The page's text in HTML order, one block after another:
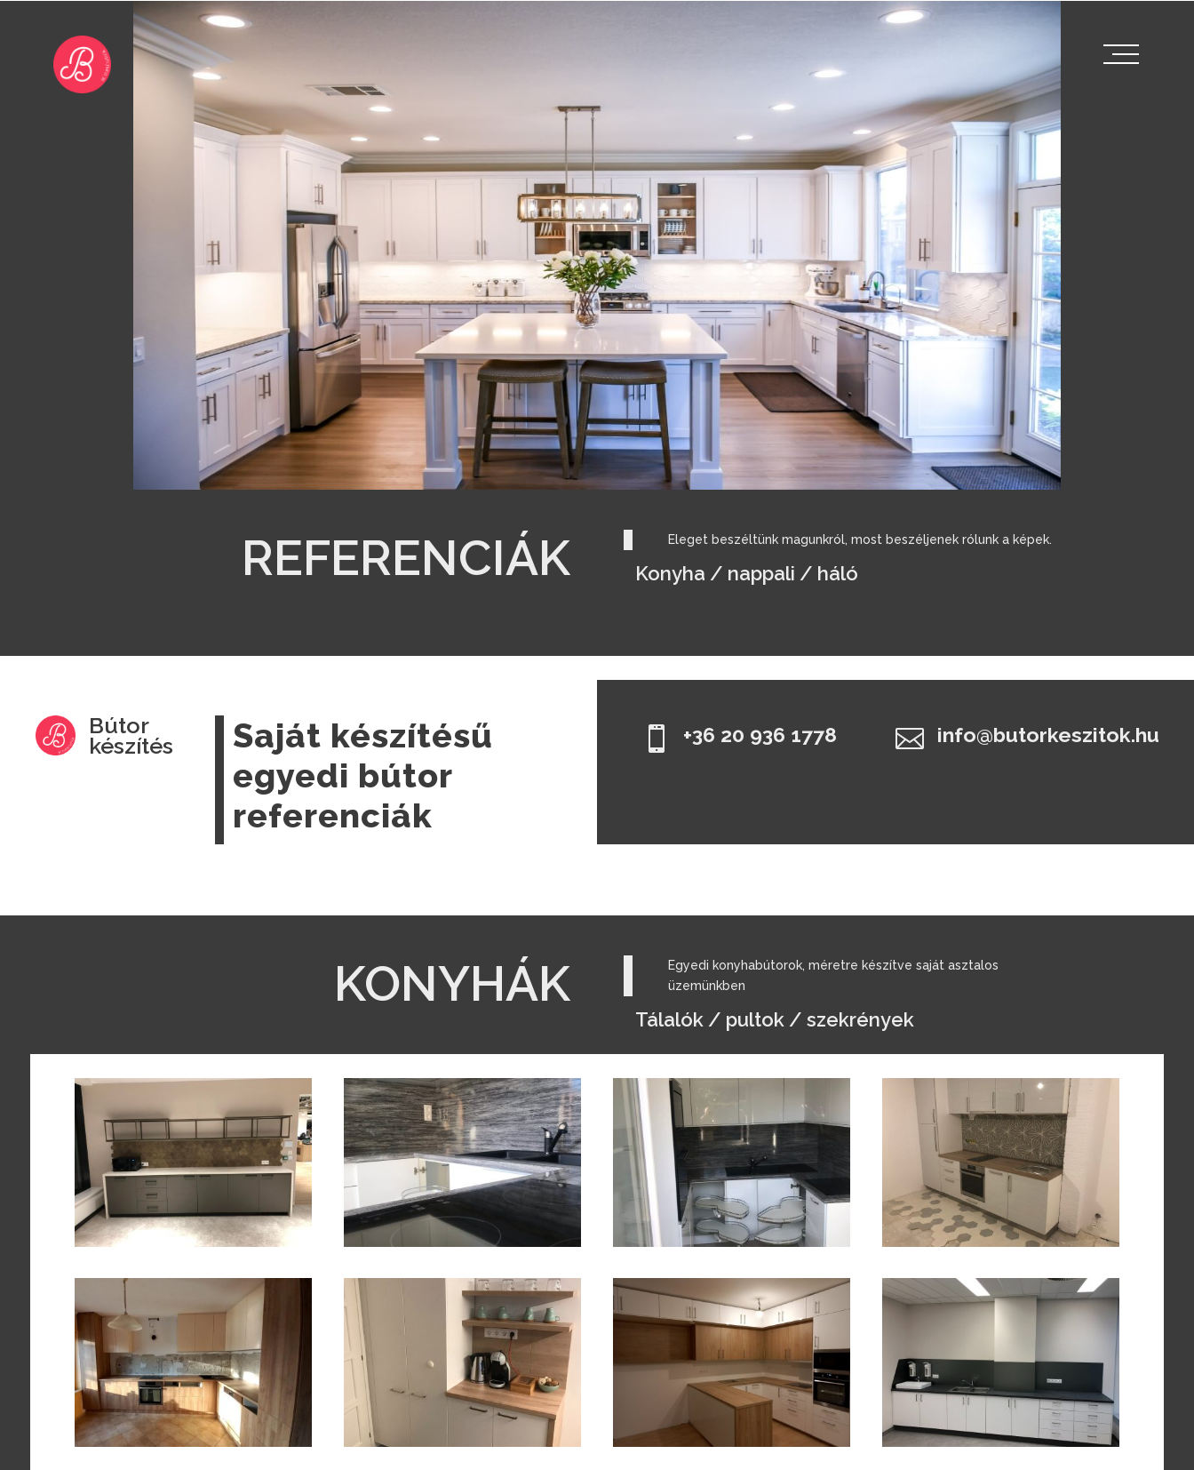
REFERENCIÁK Eleget beszéltünk magunkról, most beszéljenek rólunk a képek.
Konyha / nappali / háló
Bútor
készítés
Saját készítésű
egyedi bútor
referenciák
 +36 20 936 1778  info@butorkeszitok.hu
KONYHÁK
Egyedi konyhabútorok, méretre készítve saját asztalos
üzemünkben
Tálalók / pultok / szekrények